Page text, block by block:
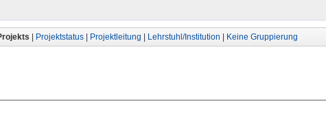
Projektstatus Projektleitung Lehrstuhl/Institution Keine Gruppierung